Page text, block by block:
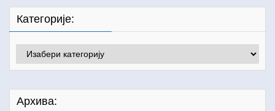
Категорије:
Категорије:
Архива: